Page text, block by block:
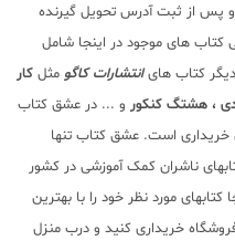
و پس از ثبت آدرس تحویل گیرنده
کتاب های موجود در اینجا شامل
کتاب هایانتشارات کاگو مثل کار
، هشتگ کنکور و ... در عشق کتاب
خریداری است. عشق کتاب تنها
ناشران کمک آموزشی در کشور
مورد نظر خود را با بهترین
خریداری کنید و درب منزل